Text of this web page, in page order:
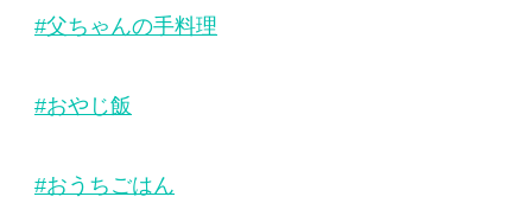
#父ちゃんの手料理
#おやじ飯
#おうちごはん